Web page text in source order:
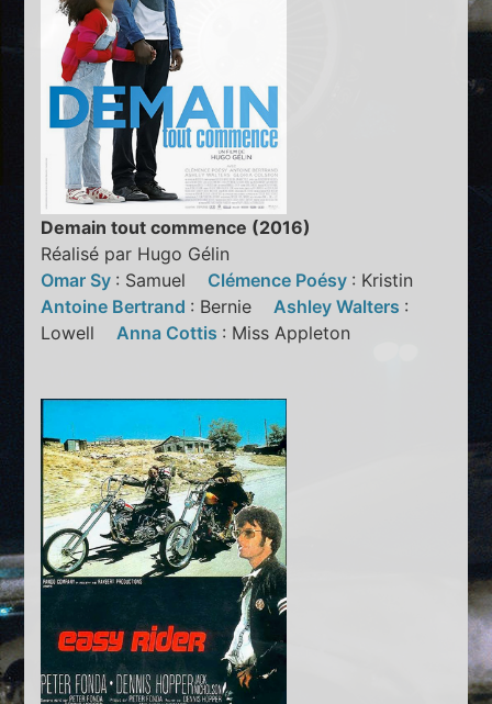
Demain tout commence (2016)
Réalisé par Hugo Gélin
Omar Sy : Samuel Clémence Poésy : Kristin
Antoine Bertrand : Bernie Ashley Walters :
Lowell Anna Cottis : Miss Appleton